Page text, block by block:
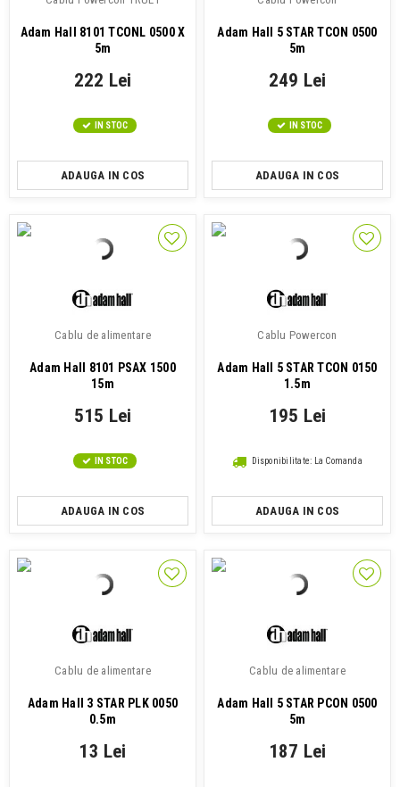
Adam Hall 8101 TCONL 0500 X
5m
222 Lei
IN STOC
ADAUGA IN COS
Adam Hall 5 STAR TCON 0500
5m
249 Lei
IN STOC
ADAUGA IN COS
Cablu de alimentare
Adam Hall 8101 PSAX 1500
15m
515 Lei
IN STOC
ADAUGA IN COS
Cablu Powercon
Adam Hall 5 STAR TCON 0150
1.5m
195 Lei
Disponibilitate: La Comanda
ADAUGA IN COS
Cablu de alimentare
Adam Hall 3 STAR PLK 0050
0.5m
13 Lei
Cablu de alimentare
Adam Hall 5 STAR PCON 0500
5m
187 Lei